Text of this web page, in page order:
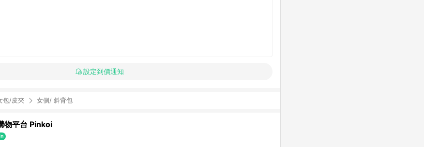
設定到價通知
包/皮夾 女側/ 斜背包
物平台 Pinkoi